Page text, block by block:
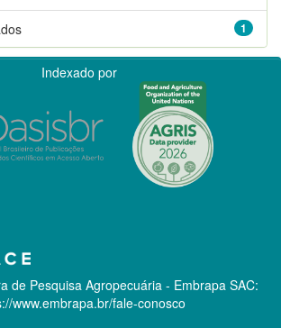
1
Indexado por
de Pesquisa Agropecuária - Embrapa SAC:
www.embrapa.br/fale-conosco